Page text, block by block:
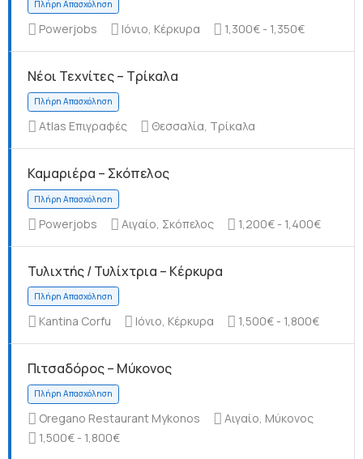
Πλήρη Απασχόληση
Πλήρη Απασχόληση
Πλήρη Απασχόληση
Powerjobs Ιόνιο, Κέρκυρα 1,300€ - 1,350€
Νέοι Τεχνίτες – Τρίκαλα
Πλήρη Απασχόληση
Atlas Επιγραφές Θεσσαλία, Τρίκαλα
Καμαριέρα – Σκόπελος
Powerjobs Αιγαίο, Σκόπελος 1,200€ - 1,400€
Τυλιχτής / Τυλίχτρια – Κέρκυρα
Kantina Corfu Ιόνιο, Κέρκυρα 1,500€ - 1,800€
Πιτσαδόρος – Μύκονος
Oregano Restaurant Mykonos
Αιγαίο, Μύκονος
1,500€ - 1,800€